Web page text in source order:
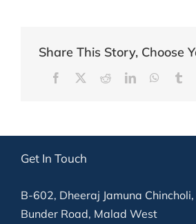
Share This Story, Choose
Facebook RedditLinkedIn
Get In Touch
B-602, Dheeraj Jamuna Chincholi,
Bunder Road, Malad West